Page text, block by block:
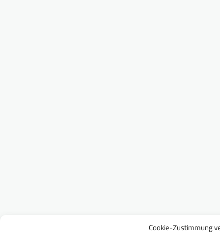
Cookie-Zustimmung